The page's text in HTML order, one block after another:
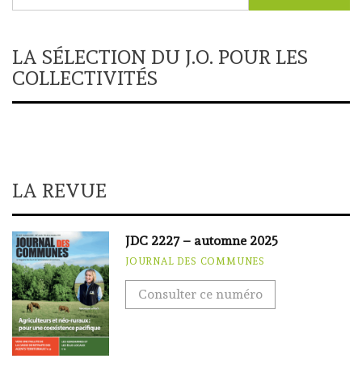
LA SÉLECTION DU J.O. POUR LES
COLLECTIVITÉS
LA REVUE
JDC 2227 – automne 2025
JOURNAL DES COMMUNES
Consulter ce numéro